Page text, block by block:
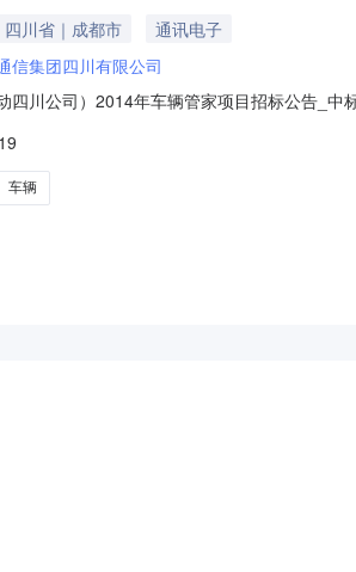
四川省｜成都市
通讯电子
信集团四川有限公司
动四川公司）2014年车辆管家项目招标公告_
中标侯选人存在疑问，可向招标人提出。同
集团
车辆